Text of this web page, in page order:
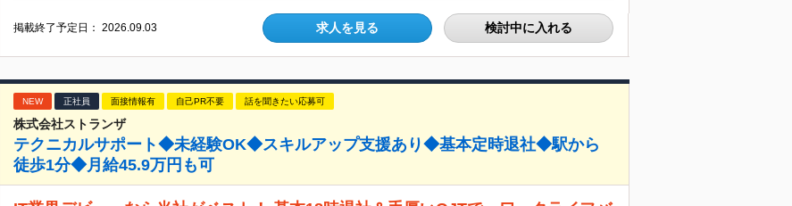
掲載終了予定日：2026.09.03 求人を見る 検討中に入れる
NEW 正社員 面接情報有 自己PR不要 話を聞きたい応募可
株式会社ストランザ
テクニカルサポート◆未経験OK◆スキルアップ支援あり◆基本定時退社◆駅から
徒歩1分◆月給45.9万円も可